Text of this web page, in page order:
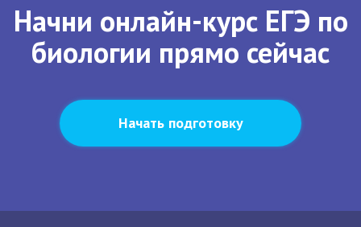
Начни онлайн-курс ЕГЭ по
биологии прямо сейчас
Начать подготовку